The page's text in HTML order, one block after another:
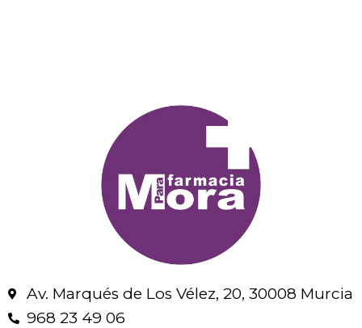
Av. Marqués de Los Vélez, 20, 30008 Murcia
968 23 49 06